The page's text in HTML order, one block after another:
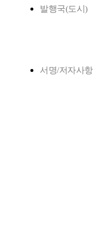
발행국(도시)
서명/저자사항